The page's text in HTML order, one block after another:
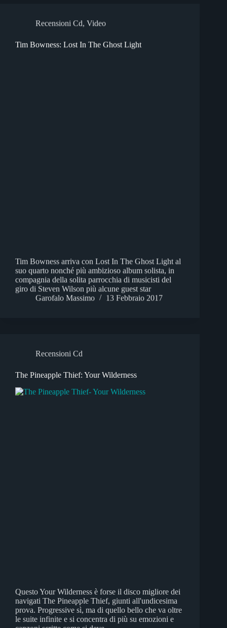
Recensioni Cd, Video
Tim Bowness: Lost In The Ghost Light
Tim Bowness arriva con Lost In The Ghost Light al
suo quarto nonché più ambizioso album solista, in
compagnia della solita parrocchia di musicisti del
giro di Steven Wilson più alcune guest star
Garofalo Massimo
13 Febbraio 2017
Recensioni Cd
The Pineapple Thief: Your Wilderness
Questo Your Wilderness è forse il disco migliore dei
navigati The Pineapple Thief, giunti all'undicesima
prova. Progressive sì, ma di quello bello che va oltre
le suite infinite e si concentra di più su emozioni e